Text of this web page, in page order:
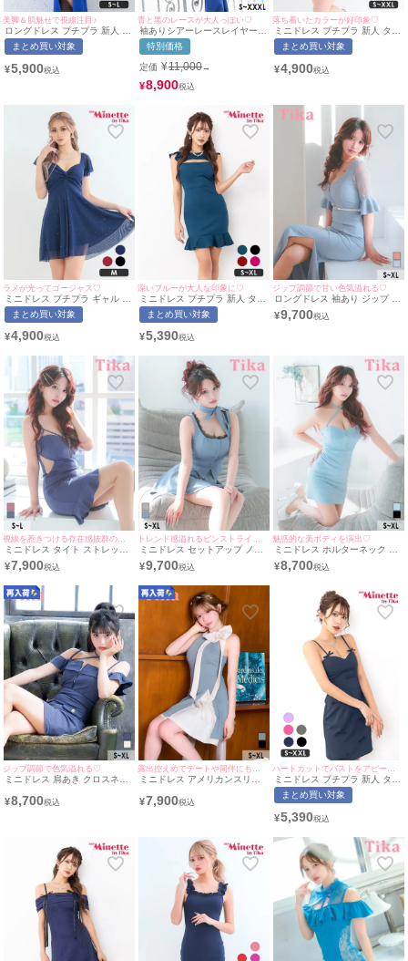
美脚＆肌魅せで視線注目♪
ロングドレス プチプラ 新人 タ
イト オフショル スリット セク
シー キャミソール 谷間 リボン
用/S~Lサイズ対応) |
まとめ買い対象
¥5,900
青と黒のレースが大人っぽい♡
袖ありシアーレースレイヤード
ウエストベルトペプラム切り替
えバックスリットストレッチタ
イトロングドレス (Sサイズ～
XXXLサイズ) (せいせい/キャバ
ドレス着用) [Tika/ティカ]
特別価格
定価 ¥11,000→
¥8,900
落ち着いたカラーが好印象♡
ミニドレス プチプラ 新人 タイ
ト ワンピース オフショル ラウ
ンジ マーメイド 半袖 低身長
ル 水色 キャバドレス (みのり
まとめ買い対象
¥4,900
ラメが光ってゴージャス♡
ミニドレス プチプラ ギャル ワ
ンピース フレア セクシー キラ
キラ 半袖 シアー シアー袖 低
ボン風 ネイビー キャバドレス
myMinette/マイミネット
まとめ買い対象
¥4,900
深いブルーが大人な印象に♡
ミニドレス プチプラ 新人 タイ
ト セクシー ラウンジ マーメイ
ド 低身長 谷間 バストカット
レス (ちぴたん着用/S~XLサイ
ット
まとめ買い対象
¥5,390
ジップ調節で甘い色気溢れる♡
ロングドレス 袖あり ジップ 谷
間 レース スリット ストレッチ
ベルト付き ベルスリーブ 下着
ld1281l-ha］ [Tika/ティカ]
¥9,700
ミニドレス タイト ストレッチ
ビジュー ジップ ストーン付き
バストコード 裾フリル セクシ
ー くびれ ブルー キャバドレス
(重川茉弥着用) [tk-
md213651a] [Tika/ティカ]
¥7,900
ミニドレス セットアップ ノー
スリーブ ピンストライプ レー
ス ネックリボン付き プリーツ
ス (重川茉弥着用) [tk-
mds11015] [Tika/ティカ]
¥9,700
魅惑的な美ボディを演出♡
ミニドレス ホルターネック ク
ロスネック ジップ ハートカッ
ト 谷間 ビジュー ストレッチ
(重川茉弥着用) [tk-md10998]
[Tika/ティカ]
¥8,700
ジップ調節で色気溢れる♡
ミニドレス 肩あき クロスネッ
ポケット ストレッチ XL タイ
ト ブルー キャバドレス (横田
¥8,700
ミニドレス アメリカンスリー
ンピース ストレッチ Aライン
バイカラー プリーツ 同伴 胸元
md11020] [Tika/ティカ]
¥7,900
ミニドレス プチプラ 新人 タイ
ト キャミソール 低身長 谷間
リボン 背中魅せ ガーリー ワン
ネイビー キャバドレス (ちぴた
myMinette/マイミネット
まとめ買い対象
¥5,390